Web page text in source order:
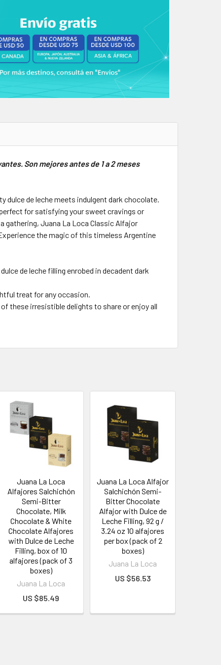
Son mejores antes de 1 a 2 meses
dulce de leche meets indulgent dark chocolate.
for satisfying your sweet cravings or
gathering, Juana La Loca Classic Alfajor
the magic of this timeless Argentine
de leche filling enrobed in decadent dark
treat for any occasion.
these irresistible delights to share or enjoy all
Juana La Loca
Alfajores Salchichón
Semi-Bitter
Chocolate, Milk
Chocolate & White
Chocolate Alfajores
with Dulce de Leche
Filling, box of 10
alfajores (pack of 3
boxes)
Juana La Loca
US $85.49
Juana La Loca Alfajor
Salchichón Semi-
Bitter Chocolate
Alfajor with Dulce de
Leche Filling, 92 g /
3.24 oz 10 alfajores
per box (pack of 2
boxes)
Juana La Loca
US $56.53